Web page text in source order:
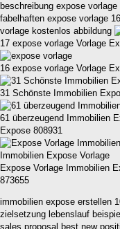
beschreibung expose
fabelhaften expose vorlage
vorlage kostenlos abbildung
17 expose vorlage Vorlage
16 expose vorlage Vorlage
31 Schönste Immobilien
61 überzeugend Immobilien
Expose 808931
Expose Vorlage Immobilien
873655
immobilien expose erstellen
zielsetzung lebenslauf
sales proposal best new